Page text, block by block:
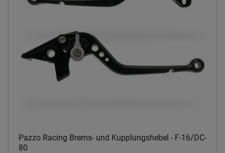
Pazzo Racing Brems- und Kupplungshebel - F-16/DC-
80